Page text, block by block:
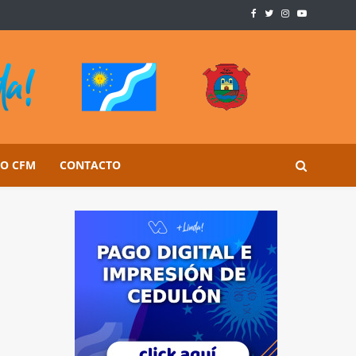
CFM CONTACTO